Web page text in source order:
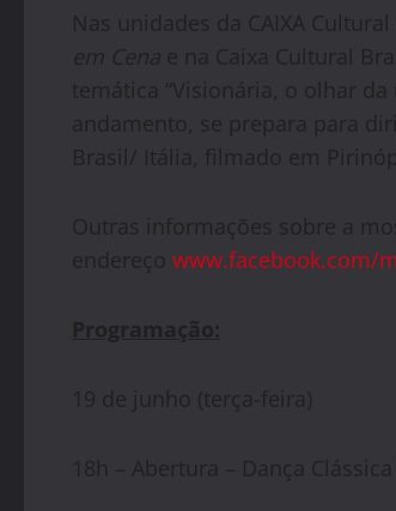
Nas unidades da CAIXA
em Cena e na Caixa Cultural
temática “Visionária, o olhar
andamento, se prepara para
Brasil/ Itália, filmado em
Outras informações sobre a
endereço www.facebook.com/
Programação:
19 de junho (terça-feira)
18h – Abertura – Dança